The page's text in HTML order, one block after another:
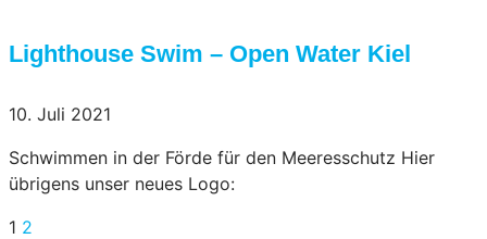
Lighthouse Swim – Open Water Kiel
10. Juli 2021
Schwimmen in der Förde für den Meeresschutz Hier
übrigens unser neues Logo:
1 2